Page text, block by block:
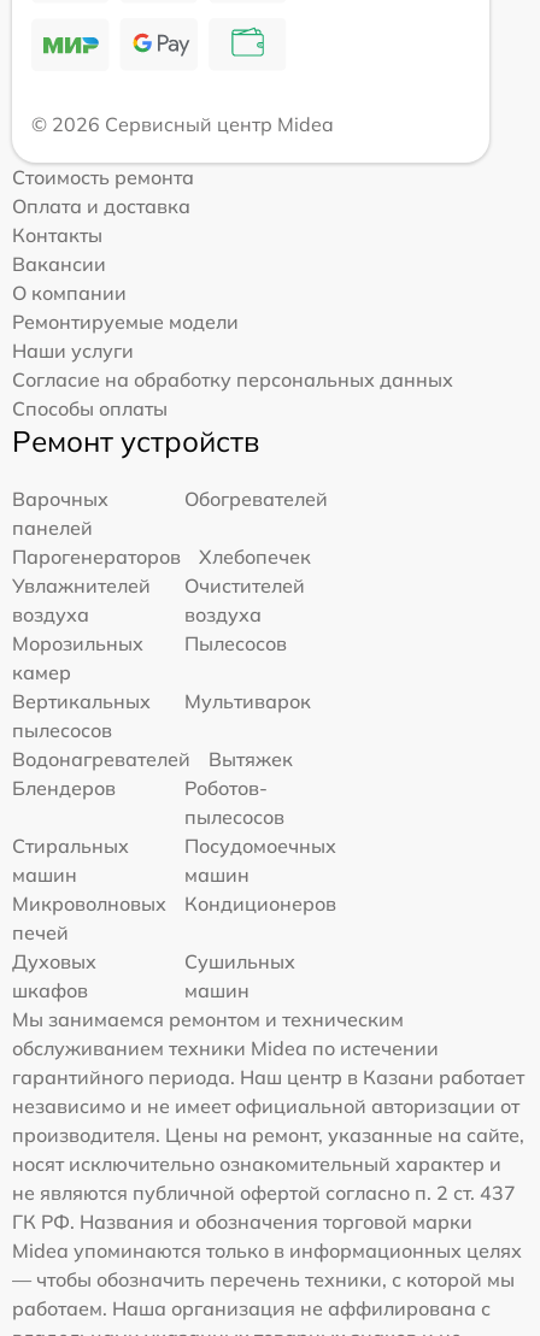
© 2026 Сервисный центр Midea
Стоимость ремонта
Оплата и доставка
Контакты
Вакансии
О компании
Ремонтируемые модели
Наши услуги
Согласие на обработку персональных данных
Способы оплаты
Ремонт устройств
Варочных
панелей
Обогревателей
Парогенераторов
Хлебопечек
Увлажнителей
воздуха
Очистителей
воздуха
Морозильных
камер
Пылесосов
Вертикальных
пылесосов
Мультиварок
Водонагревателей
Вытяжек
Блендеров
Роботов-
пылесосов
Стиральных
машин
Посудомоечных
машин
Микроволновых
печей
Кондиционеров
Духовых
шкафов
Сушильных
машин
Мы занимаемся ремонтом и техническим
обслуживанием техники Midea по истечении
гарантийного периода. Наш центр в Казани работает
независимо и не имеет официальной авторизации от
производителя. Цены на ремонт, указанные на сайте,
носят исключительно ознакомительный характер и
не являются публичной офертой согласно п. 2 ст. 437
ГК РФ. Названия и обозначения торговой марки
Midea упоминаются только в информационных целях
— чтобы обозначить перечень техники, с которой мы
работаем. Наша организация не аффилирована с